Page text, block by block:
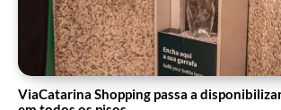
ViaCatarina Shopping passa a